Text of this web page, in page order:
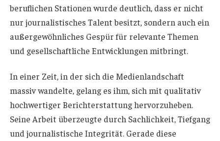
beruflichen Stationen wurde deutlich, dass er nicht
nur journalistisches Talent besitzt, sondern auch ein
außergewöhnliches Gespür für relevante Themen
und gesellschaftliche Entwicklungen mitbringt.
In einer Zeit, in der sich die Medienlandschaft
massiv wandelte, gelang es ihm, sich mit qualitativ
hochwertiger Berichterstattung hervorzuheben.
Seine Arbeit überzeugte durch Sachlichkeit, Tiefgang
und journalistische Integrität. Gerade diese